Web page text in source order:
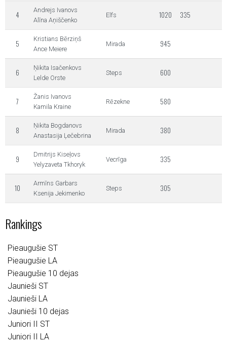
4
Andrejs Ivanovs
Alīna Aņiščenko
Elfs 1020 335
5
Kristians Bērziņš
Ance Meiere
Mirada 945
6
Ņikita Isačenkovs
Lelde Orste
Steps 600
7
Žanis Ivanovs
Kamila Kraine
Rēzekne 580
8
Ņikita Bogdanovs
Anastasija Ļečebrina
Mirada 380
9
Dmitrijs Kiseļovs
Yelyzaveta Tkhoryk
Vecrīga 335
10
Armīns Garbars
Ksenija Jekimenko
Steps 305
Rankings
Pieaugušie ST
Pieaugušie LA
Pieaugušie 10 dejas
Jaunieši ST
Jaunieši LA
Jaunieši 10 dejas
Juniori II ST
Juniori II LA